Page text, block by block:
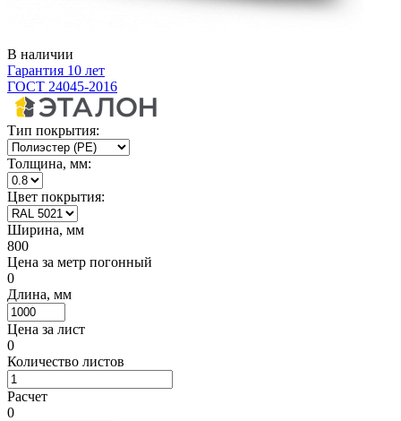
В наличии
Гарантия 10 лет
ГОСТ 24045-2016
Тип покрытия:
Толщина, мм:
Цвет покрытия:
Ширина, мм
800
Цена за метр погонный
0
Длина, мм
Цена за лист
0
Количество листов
Расчет
0